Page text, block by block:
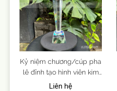
Kỷ niệm chương/cúp pha
lê đỉnh tạo hình viên kim
cương
Liên hệ